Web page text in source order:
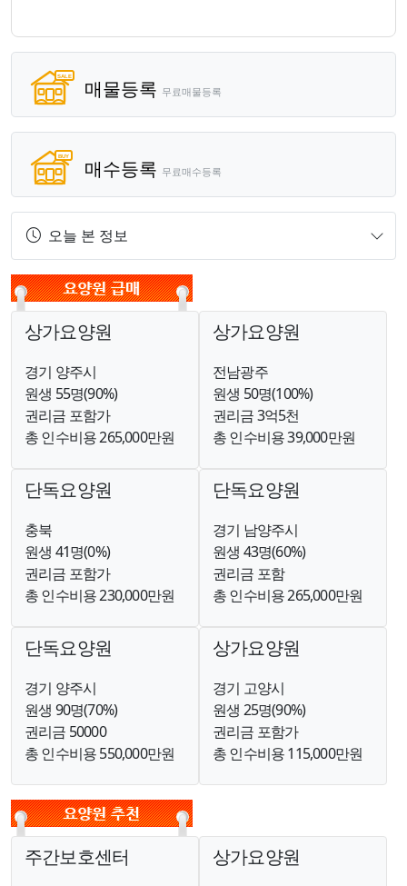
매물등록 무료매물등록
매수등록 무료매수등록
오늘 본 정보
상가요양원
경기 양주시
원생 55명(90%)
권리금 포함가
총 인수비용 265,000만원
상가요양원
전남광주
원생 50명(100%)
권리금 3억5천
총 인수비용 39,000만원
단독요양원
충북
원생 41명(0%)
권리금 포함가
총 인수비용 230,000만원
단독요양원
경기 남양주시
원생 43명(60%)
권리금 포함
총 인수비용 265,000만원
단독요양원
경기 양주시
원생 90명(70%)
권리금 50000
총 인수비용 550,000만원
상가요양원
경기 고양시
원생 25명(90%)
권리금 포함가
총 인수비용 115,000만원
주간보호센터 상가요양원